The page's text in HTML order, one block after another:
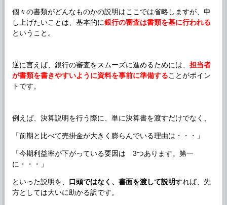
個々の書類がどんなものかの説明はここでは省略しますが、申
し上げたいことは、基本的に銀行の審査は書類を基に行われる
ということ。
逆に言えば、銀行の審査をスムーズに進めるためには、 担当者
が書類を書きやすいように資料を事前に準備することがポイン
トです。
例えば、決算説明を行う際に、単に決算書を渡すだけでなく、
「前期と比べて売掛金が大きく膨らんでいる理由は・・・」
「今期利益率が下がっている要因は 3つあります。第一
に・・・」
といった説明を、 口頭ではなく、書面を渡して説明すれば、先
方としては大いに助かる訳です。